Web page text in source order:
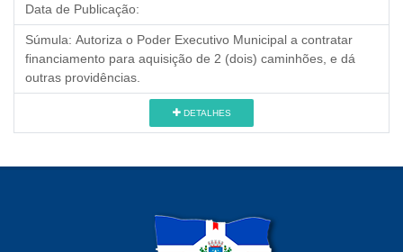
Data de Publicação:
Súmula: Autoriza o Poder Executivo Municipal a contratar
financiamento para aquisição de 2 (dois) caminhões, e dá
outras providências.
DETALHES